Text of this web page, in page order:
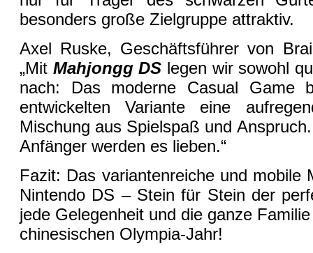
besonders große Zielgruppe attraktiv.
Axel Ruske, Geschäftsführer von
„Mit Mahjongg DS legen wir sowohl
nach: Das moderne Casual Game
entwickelten Variante eine
Mischung aus Spielspaß und
Anfänger werden es lieben.“
Fazit: Das variantenreiche und mobile
Nintendo DS – Stein für Stein der
jede Gelegenheit und die ganze
chinesischen Olympia-Jahr!